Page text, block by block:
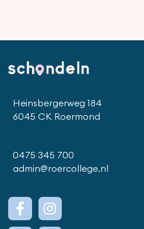
Heinsbergerweg 184
6045 CK Roermond
0475 345 700
admin@roercollege.nl